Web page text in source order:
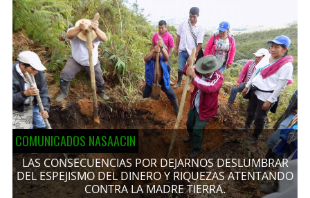
COMUNICADOS NASAACIN
LAS CONSECUENCIAS POR DEJARNOS DESLUMBRAR
DEL ESPEJISMO DEL DINERO Y RIQUEZAS ATENTANDO
CONTRA LA MADRE TIERRA.